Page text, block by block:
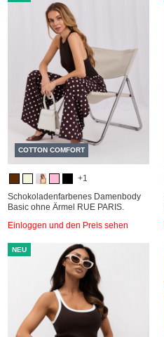
COTTON COMFORT
+1
Schokoladenfarbenes Damenbody
Basic ohne Ärmel RUE PARIS.
Einloggen und den Preis sehen
NEU